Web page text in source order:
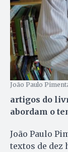
João Paulo
artigos do
abordam o
João Paulo
textos de dez